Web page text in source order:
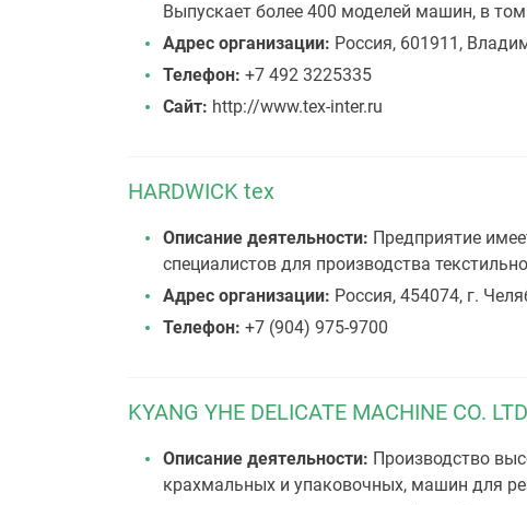
Выпускает более 400 моделей машин, в
Адрес организации: Россия, 601911,
Телефон: +7 492 3225335
Сайт: http://www.tex-inter.ru
HARDWICK tex
Описание деятельности: Предприятие
специалистов для производства
Адрес организации: Россия, 454074, г.
Телефон: +7 (904) 975-9700
KYANG YHE DELICATE MACHINE CO. LTD
Описание деятельности: Производство
крахмальных и упаковочных, машин для